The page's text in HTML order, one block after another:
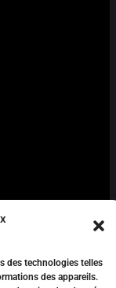
des technologies telles
des appareils.